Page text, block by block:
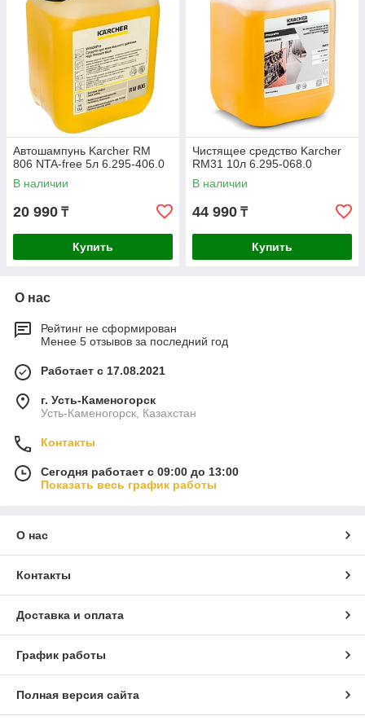
Автошампунь Karcher RM
806 NTA-free 5л 6.295-406.0
В наличии
20 990 ₸
Купить
Чистящее средство Karcher
RM31 10л 6.295-068.0
В наличии
44 990 ₸
Купить
О нас
Рейтинг не сформирован
Менее 5 отзывов за последний год
Работает с 17.08.2021
г. Усть-Каменогорск
Усть-Каменогорск, Казахстан
Контакты
Сегодня работает с 09:00 до 13:00
Показать весь график работы
О нас
Контакты
Доставка и оплата
График работы
Полная версия сайта